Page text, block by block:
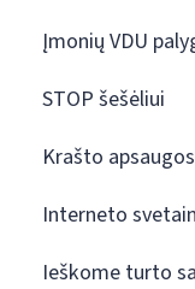
Įmonių VDU
STOP šešėliui
Krašto
Interneto
Ieškome turto